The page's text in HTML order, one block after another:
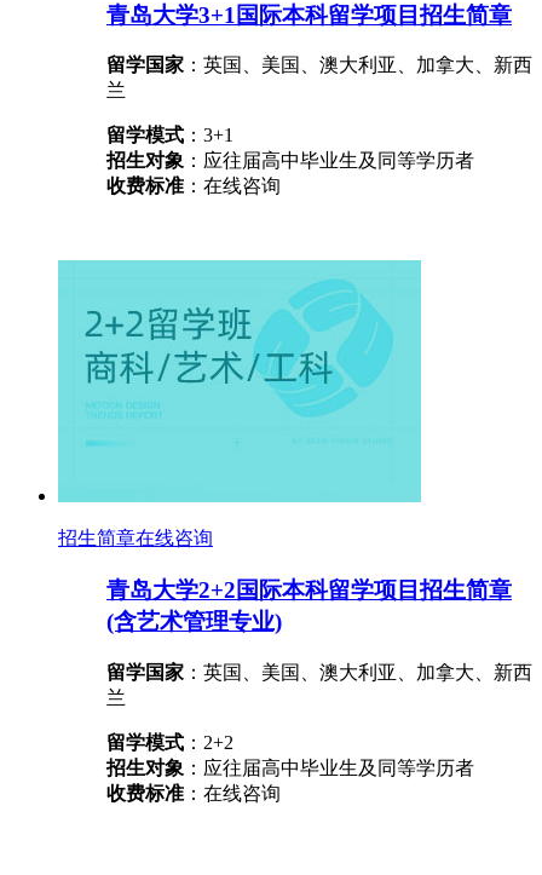
青岛大学3+1国际本科留学项目招生简章
留学国家 ：英国、美国、澳大利亚、加拿大、新西
兰
留学模式 ：3+1
招生对象 ：应往届高中毕业生及同等学历者
收费标准 ：在线咨询
招生简章在线咨询
青岛大学2+2国际本科留学项目招生简章
(含艺术管理专业)
留学国家 ：英国、美国、澳大利亚、加拿大、新西
兰
留学模式 ：2+2
招生对象 ：应往届高中毕业生及同等学历者
收费标准 ：在线咨询